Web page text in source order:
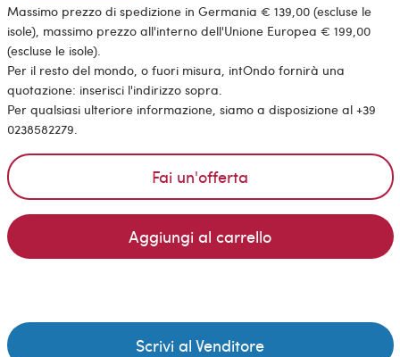
Massimo prezzo di spedizione in Germania € 139,00 (escluse le
isole), massimo prezzo all'interno dell'Unione Europea € 199,00
(escluse le isole).
Per il resto del mondo, o fuori misura, intOndo fornirà una
quotazione: inserisci l'indirizzo sopra.
Per qualsiasi ulteriore informazione, siamo a disposizione al +39
0238582279.
Fai un'offerta
Aggiungi al carrello
Scrivi al Venditore